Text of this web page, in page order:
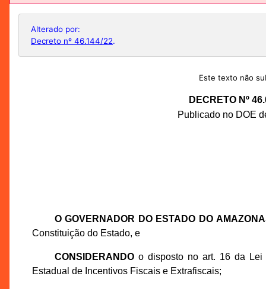
Alterado por:
Decreto nº 46.144/22.
Este texto não
DECRETO Nº
Publicado no DOE
O GOVERNADOR DO ESTADO DO
Constituição do Estado, e
CONSIDERANDOo disposto no art. 16 da Lei
Estadual de Incentivos Fiscais e Extrafiscais;